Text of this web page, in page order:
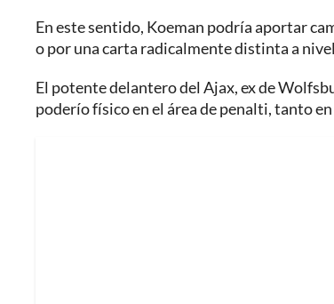
En este sentido, Koeman podría aportar
o por una carta radicalmente distinta a
El potente delantero del Ajax, ex de
poderío físico en el área de penalti, tanto